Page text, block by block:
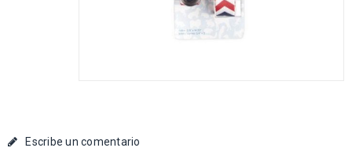
Escribe un comentario